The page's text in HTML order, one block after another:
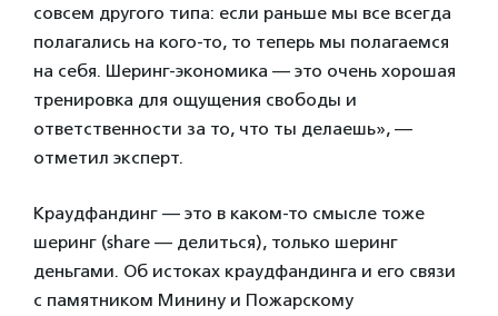
совсем другого типа: если раньше мы все всегда
полагались на кого-то, то теперь мы полагаемся
на себя. Шеринг-экономика — это очень хорошая
тренировка для ощущения свободы и
ответственности за то, что ты делаешь», —
отметил эксперт.
Краудфандинг — это в каком-то смысле тоже
шеринг (share — делиться), только шеринг
деньгами. Об истоках краудфандинга и его связи
с памятником Минину и Пожарскому